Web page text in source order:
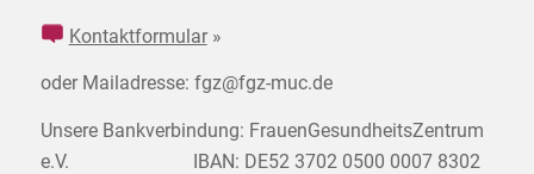
Kontaktformular»
oder Mailadresse: fgz@fgz-muc.de
Unsere Bankverbindung: FrauenGesundheitsZentrum
e.V. IBAN: DE52 3702 0500 0007 8302